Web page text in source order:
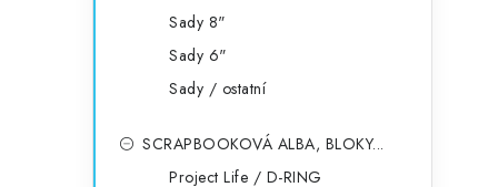
Sady 8"
Sady 6"
Sady / ostatní
SCRAPBOOKOVÁ ALBA, BLOKY...
Project Life / D-RING